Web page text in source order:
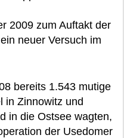
2009 zum Auftakt der
neuer Versuch im
bereits 1.543 mutige
in Zinnowitz und
in die Ostsee wagten,
der Usedomer